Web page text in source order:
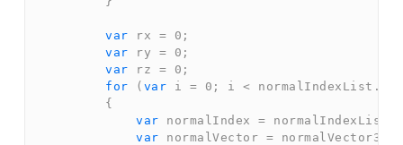
var rx = 0 ;
var ry = 0 ;
var rz = 0 ;
for
( var i = 0 ; i < normalIndexList .
{
var normalIndex = normalIndexList
var normalVector =